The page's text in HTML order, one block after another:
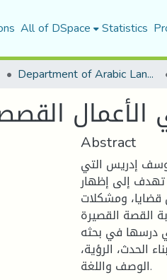
All of DSpace Statistics
Department of Arabic Language and Literature
الأعمال
Abstract
إدريس التي
إلى إظهار
ومشكلات
القصة القصيرة
درسها في بحثه
الحدث، الرؤية،
الوصف واللغة.